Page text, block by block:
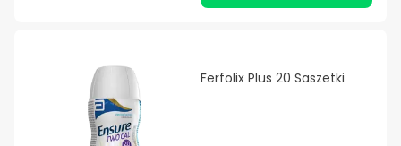
Ferfolix Plus 20 Saszetki